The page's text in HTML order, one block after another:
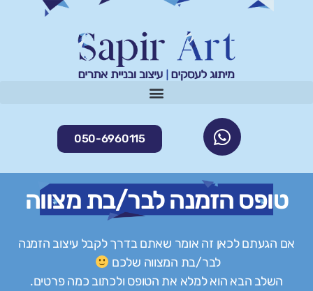
050-6960115
טופס הזמנה לבר/בת מצווה
אם הגעתם לכאן זה אומר שאתם בדרך לקבל עיצוב הזמנה
לבר/בת המצווה שלכם
השלב הבא הוא למלא את הטופס ולכתוב כמה פרטים.